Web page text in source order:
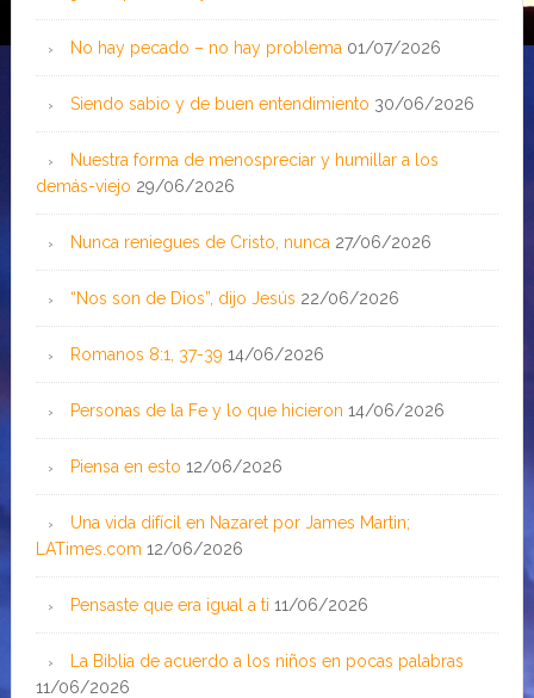
No hay pecado – no hay problema 01/07/2026
Siendo sabio y de buen entendimiento 30/06/2026
Nuestra forma de menospreciar y humillar a los
demás-viejo 29/06/2026
Nunca reniegues de Cristo, nunca 27/06/2026
“Nos son de Dios”, dijo Jesús 22/06/2026
Romanos 8:1, 37-39 14/06/2026
Personas de la Fe y lo que hicieron 14/06/2026
Piensa en esto 12/06/2026
Una vida difícil en Nazaret por James Martin;
LATimes.com 12/06/2026
Pensaste que era igual a ti 11/06/2026
La Biblia de acuerdo a los niños en pocas palabras
11/06/2026